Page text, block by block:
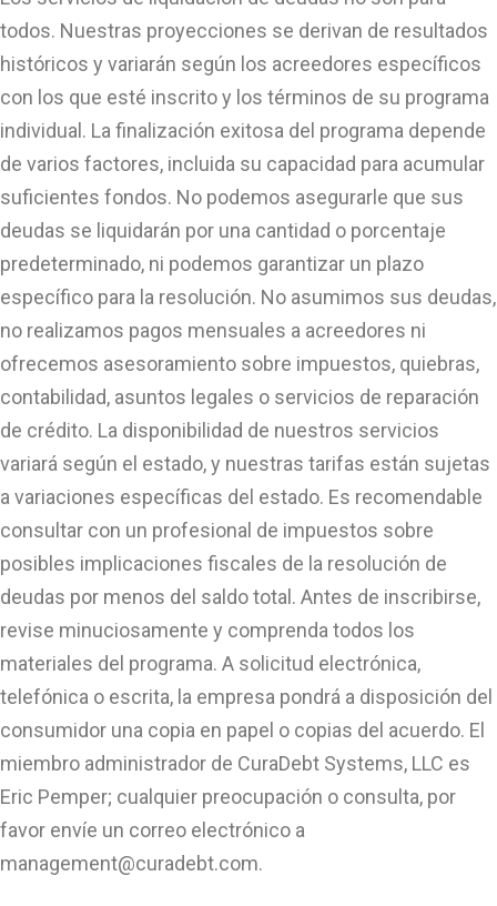
todos. Nuestras proyecciones se derivan de resultados
históricos y variarán según los acreedores específicos
con los que esté inscrito y los términos de su programa
individual. La finalización exitosa del programa depende
de varios factores, incluida su capacidad para acumular
suficientes fondos. No podemos asegurarle que sus
deudas se liquidarán por una cantidad o porcentaje
predeterminado, ni podemos garantizar un plazo
específico para la resolución. No asumimos sus deudas,
no realizamos pagos mensuales a acreedores ni
ofrecemos asesoramiento sobre impuestos, quiebras,
contabilidad, asuntos legales o servicios de reparación
de crédito. La disponibilidad de nuestros servicios
variará según el estado, y nuestras tarifas están sujetas
a variaciones específicas del estado. Es recomendable
consultar con un profesional de impuestos sobre
posibles implicaciones fiscales de la resolución de
deudas por menos del saldo total. Antes de inscribirse,
revise minuciosamente y comprenda todos los
materiales del programa. A solicitud electrónica,
telefónica o escrita, la empresa pondrá a disposición del
consumidor una copia en papel o copias del acuerdo. El
miembro administrador de CuraDebt Systems, LLC es
Eric Pemper; cualquier preocupación o consulta, por
favor envíe un correo electrónico a
management@curadebt.com.